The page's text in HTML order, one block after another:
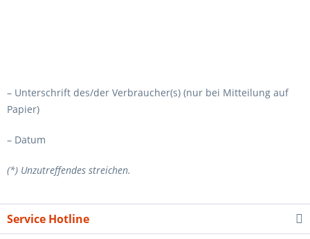
– Unterschrift des/der Verbraucher(s) (nur bei Mitteilung auf
Papier)
– Datum
(*) Unzutreffendes streichen.
Service Hotline